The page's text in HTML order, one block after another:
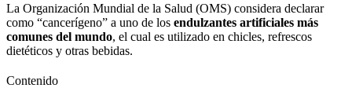
La Organización Mundial de la Salud (OMS) considera declarar
como “cancerígeno” a uno de los endulzantes artificiales más
comunes del mundo, el cual es utilizado en chicles, refrescos
dietéticos y otras bebidas.
Contenido